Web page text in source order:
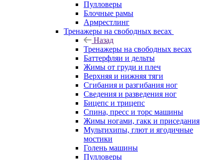
Пулловеры
Блочные рамы
Армрестлинг
Тренажеры на свободных весах
Назад
Тренажеры на свободных весах
Баттерфляи и дельты
Жимы от груди и плеч
Верхняя и нижняя тяги
Сгибания и разгибания ног
Сведения и разведения ног
Бицепс и трицепс
Спина, пресс и торс машины
Жимы ногами, гакк и приседания
Мультихипы, глют и ягодичные
мостики
Голень машины
Пулловеры